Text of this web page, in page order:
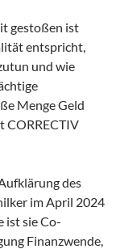
gestoßen ist
entspricht,
und wie
Menge Geld
CORRECTIV
des
im April 2024
ist sie Co-
Finanzwende,